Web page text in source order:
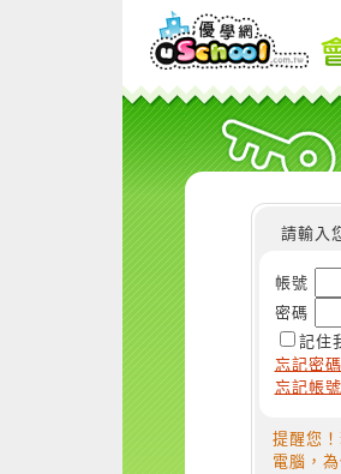
請輸入
帳號
密碼
記住
忘記密碼
忘記帳號
提醒您
電腦，